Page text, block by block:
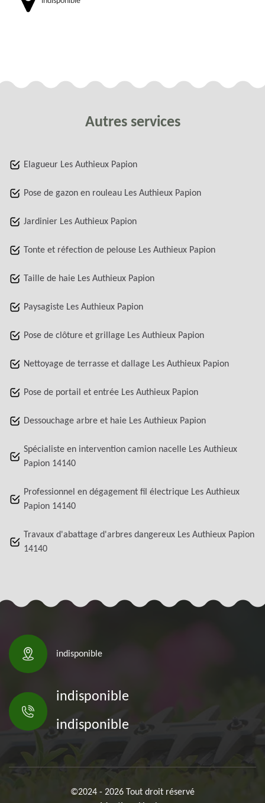
Autres services
Elagueur Les Authieux Papion
Pose de gazon en rouleau Les Authieux Papion
Jardinier Les Authieux Papion
Tonte et réfection de pelouse Les Authieux Papion
Taille de haie Les Authieux Papion
Paysagiste Les Authieux Papion
Pose de clôture et grillage Les Authieux Papion
Nettoyage de terrasse et dallage Les Authieux Papion
Pose de portail et entrée Les Authieux Papion
Dessouchage arbre et haie Les Authieux Papion
Spécialiste en intervention camion nacelle Les Authieux
Papion 14140
Professionnel en dégagement fil électrique Les Authieux
Papion 14140
Travaux d'abattage d'arbres dangereux Les Authieux Papion
14140
indisponible
indisponible
indisponible
©2024 - 2026 Tout droit réservé